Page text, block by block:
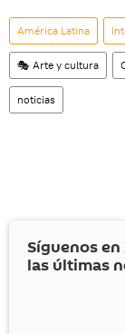
América Latina
🎭 Arte y cultura
noticias
Síguenos en
las últimas